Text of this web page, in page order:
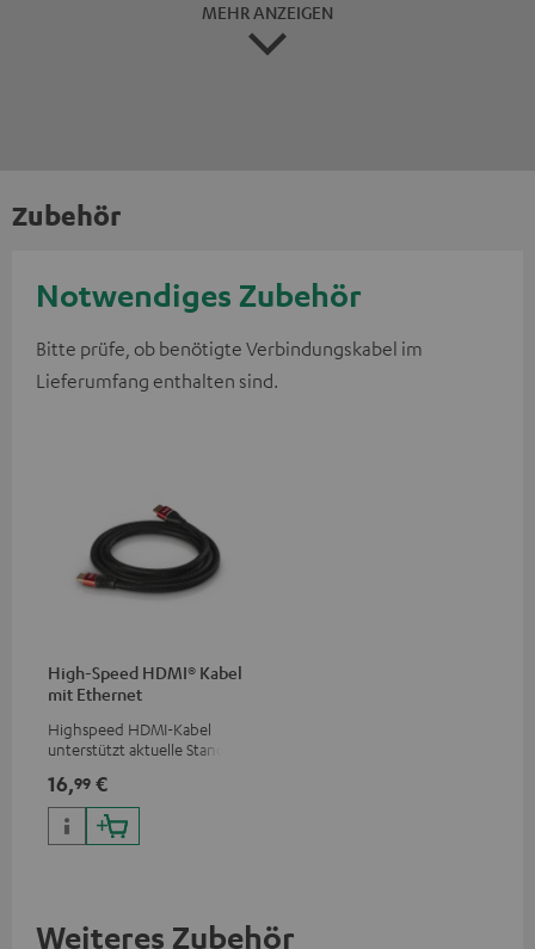
MEHR ANZEIGEN
Zubehör
Notwendiges Zubehör
Bitte prüfe, ob benötigte Verbindungskabel im
Lieferumfang enthalten sind.
High-Speed HDMI® Kabel
mit Ethernet
Highspeed HDMI-Kabel
unterstützt aktuelle Standards
16,99 €
Weiteres Zubehör